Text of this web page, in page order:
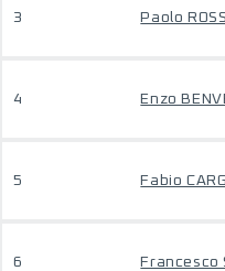
3 Paolo ROSSI
4 Enzo
5 Fabio
6 Francesco